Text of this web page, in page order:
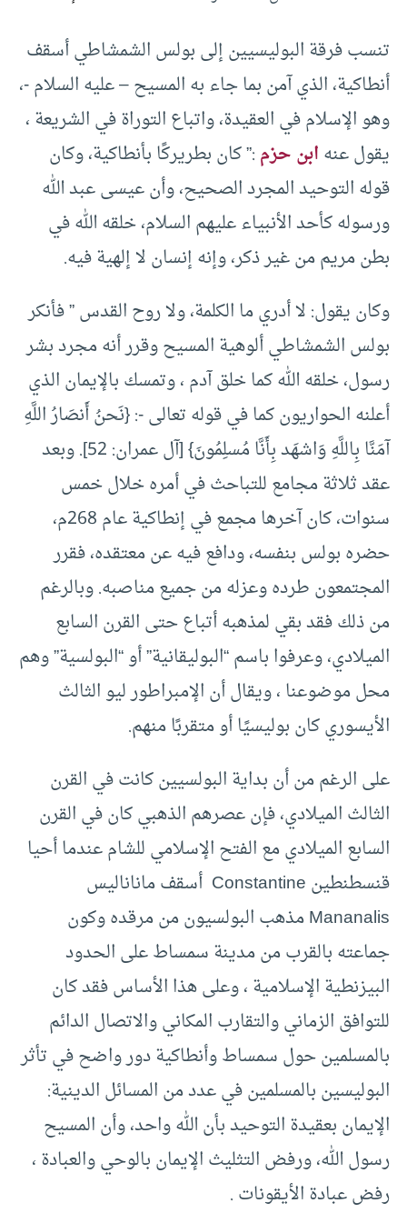
تنسب فرقة البوليسيين إلى بولس الشمشاطي أسقف
أنطاكية، الذي آمن بما جاء به المسيح – عليه السلام -،
وهو الإسلام في العقيدة، واتباع التوراة في الشريعة ،
يقول عنهابن حزم:” كان بطريركًا بأنطاكية، وكان
قوله التوحيد المجرد الصحيح، وأن عيسى عبد الله
ورسوله كأحد الأنبياء عليهم السلام، خلقه الله في
بطن مريم من غير ذكر، وإنه إنسان لا إلهية فيه.
وكان يقول: لا أدري ما الكلمة، ولا روح القدس ” فأنكر
بولس الشمشاطي ألوهية المسيح وقرر أنه مجرد بشر
رسول، خلقه الله كما خلق آدم ، وتمسك بالإيمان الذي
أعلنه الحواريون كما في قوله تعالى -: {نَحنُ أَنصَارُ اللَّهِ
آمَنَّا بِاللَّهِ وَاشهَد بِأَنَّا مُسلِمُونَ} [آل عمران: 52]. وبعد
عقد ثلاثة مجامع للتباحث في أمره خلال خمس
سنوات، كان آخرها مجمع في إنطاكية عام 268م،
حضره بولس بنفسه، ودافع فيه عن معتقده، فقرر
المجتمعون طرده وعزله من جميع مناصبه. وبالرغم
من ذلك فقد بقي لمذهبه أتباع حتى القرن السابع
الميلادي، وعرفوا باسم “البوليقانية” أو “البولسية” وهم
محل موضوعنا ، ويقال أن الإمبراطور ليو الثالث
الأيسوري كان بوليسيًا أو متقربًا منهم.
على الرغم من أن بداية البولسيين كانت في القرن
الثالث الميلادي، فإن عصرهم الذهبي كان في القرن
السابع الميلادي مع الفتح الإسلامي للشام عندما أحيا
قنسطنطين Constantine أسقف ماناناليس
Mananalis مذهب البولسيون من مرقده وكون
جماعته بالقرب من مدينة سمساط على الحدود
البيزنطية الإسلامية ، وعلى هذا الأساس فقد كان
للتوافق الزماني والتقارب المكاني والاتصال الدائم
بالمسلمين حول سمساط وأنطاكية دور واضح في تأثر
البوليسين بالمسلمين في عدد من المسائل الدينية:
الإيمان بعقيدة التوحيد بأن الله واحد، وأن المسيح
رسول الله، ورفض التثليث الإيمان بالوحي والعبادة ،
رفض عبادة الأيقونات .